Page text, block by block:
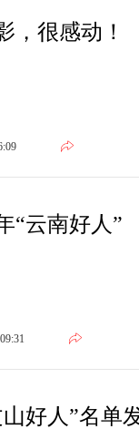
，很感动！
“云南好人”
好人”名单